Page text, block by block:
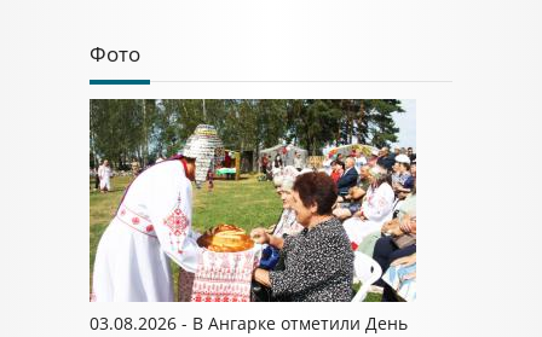
Фото
03.08.2026 - В Ангарке отметили День